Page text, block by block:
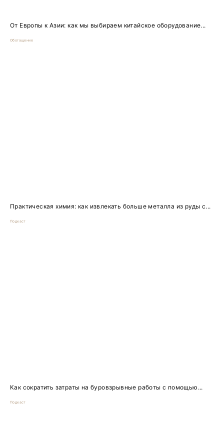
От Европы к Азии: как мы выбираем китайское оборудование...
Обогащение
Практическая химия: как извлекать больше металла из руды с...
Подкаст
Как сократить затраты на буровзрывные работы с помощью...
Подкаст